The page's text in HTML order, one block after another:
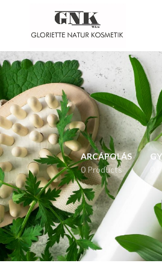
ARCÁPOLÁS
0 Products
0